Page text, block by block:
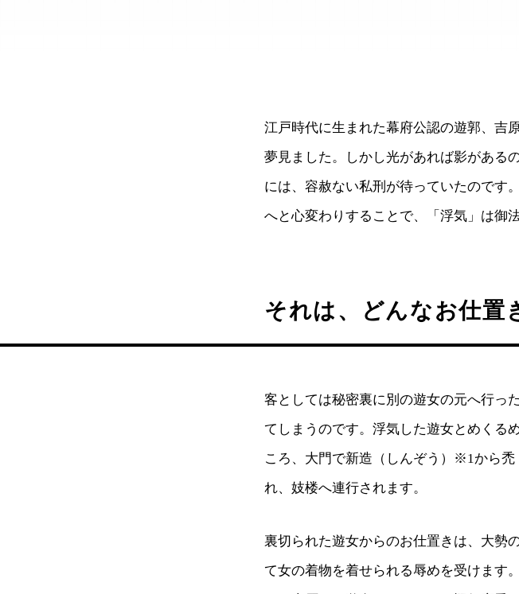
江戸時代に生まれた幕府公認の遊郭、吉
夢見ました。しかし光があれば影がある
には、容赦ない私刑が待っていたのです
へと心変わりすることで、「浮気」は御
それは、どんなお仕置
客としては秘密裏に別の遊女の元へ行っ
てしまうのです。浮気した遊女とめくる
ころ、大門で新造（しんぞう）※1から
れ、妓楼へ連行されます。
裏切られた遊女からのお仕置きは、大勢
て女の着物を着せられる辱めを受けます